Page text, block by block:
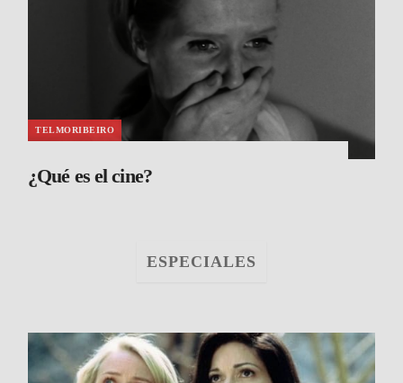
TELMORIBEIRO
¿Qué es el cine?
ESPECIALES